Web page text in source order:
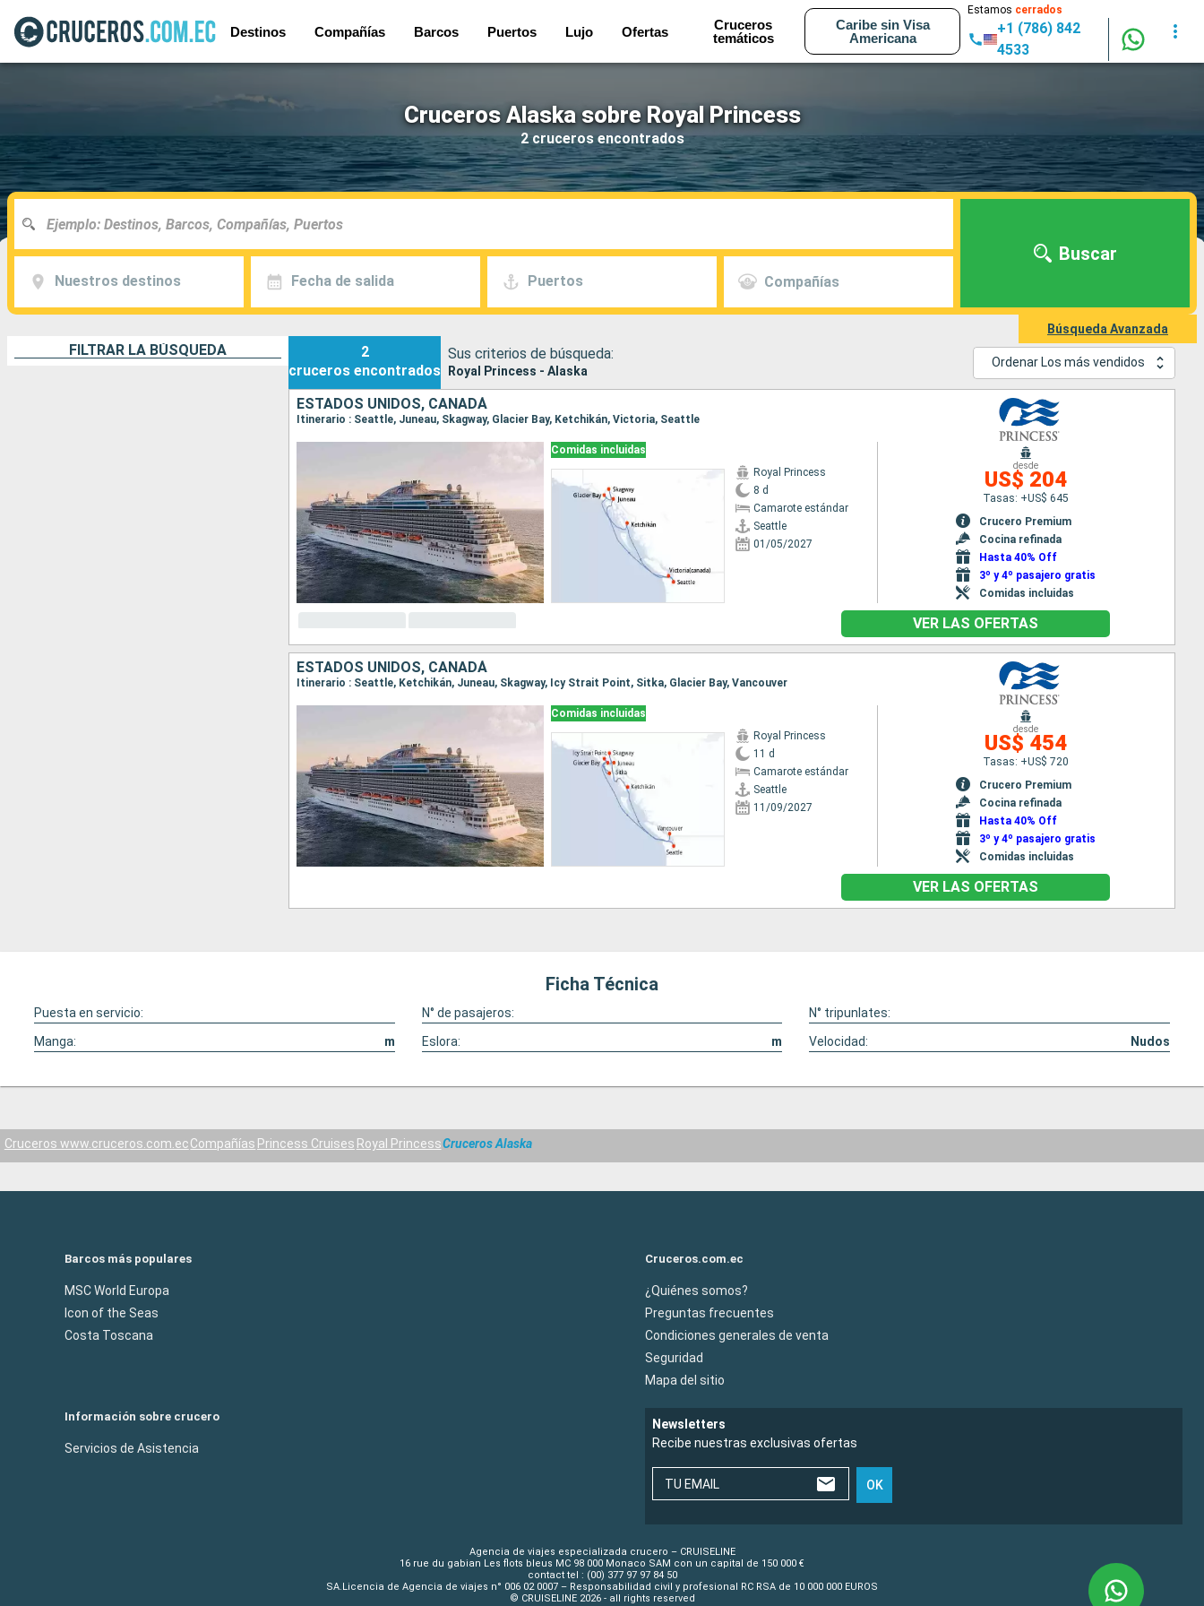
Destinos Compañías Barcos Puertos Lujo Ofertas
Cruceros
temáticos
Caribe sin Visa
Americana
Estamos cerrados
+1 (786) 842
4533
Cruceros Alaska sobre Royal Princess
2 cruceros encontrados
Nuestros destinos Fecha de salida Puertos Compañías
Buscar
Búsqueda Avanzada
FILTRAR LA BÚSQUEDA
2
cruceros encontrados
Sus criterios de búsqueda:
Royal Princess - Alaska
Ordenar Los más vendidos
ESTADOS UNIDOS, CANADÁ
Itinerario : Seattle, Juneau, Skagway, Glacier Bay, Ketchikán, Victoria, Seattle
Comidas incluidas
Royal Princess
8 d
Camarote estándar
Seattle
01/05/2027
desde
US$ 204
Tasas: +US$ 645
Crucero Premium
Cocina refinada
Hasta 40% Off
3º y 4º pasajero gratis
Comidas incluidas
VER LAS OFERTAS
ESTADOS UNIDOS, CANADÁ
Itinerario : Seattle, Ketchikán, Juneau, Skagway, Icy Strait Point, Sitka, Glacier Bay, Vancouver
Comidas incluidas
Royal Princess
11 d
Camarote estándar
Seattle
11/09/2027
desde
US$ 454
Tasas: +US$ 720
Crucero Premium
Cocina refinada
Hasta 40% Off
3º y 4º pasajero gratis
Comidas incluidas
VER LAS OFERTAS
Ficha Técnica
Puesta en servicio: N° de pasajeros:
N° tripunlates:
Manga:
m Eslora: m Velocidad: Nudos
Cruceros www.cruceros.com.ecCompañías Princess Cruises Royal PrincessCruceros Alaska
Barcos más populares
MSC World Europa
Icon of the Seas
Costa Toscana
Cruceros.com.ec
¿Quiénes somos?
Preguntas frecuentes
Condiciones generales de venta
Seguridad
Mapa del sitio
Información sobre crucero
Servicios de Asistencia
Newsletters
Recibe nuestras exclusivas ofertas
TU EMAIL OK
Agencia de viajes especializada crucero – CRUISELINE
16 rue du gabian Les flots bleus MC 98 000 Monaco SAM con un capital de 150 000 €
contact tel : (00) 377 97 97 84 50
SA.Licencia de Agencia de viajes n° 006 02 0007 – Responsabilidad civil y profesional RC RSA de 10 000 000 EUROS
© CRUISELINE 2026 - all rights reserved